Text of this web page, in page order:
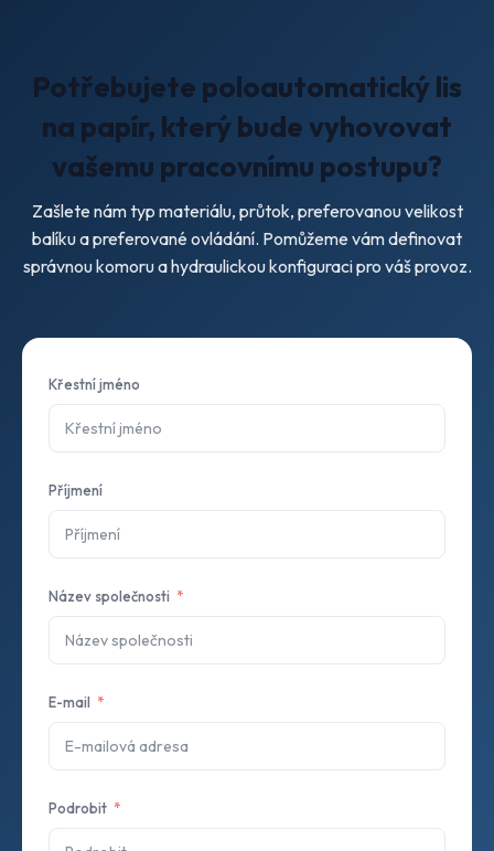
Potřebujete poloautomatický lis
na papír, který bude vyhovovat
vašemu pracovnímu postupu?
Zašlete nám typ materiálu, průtok, preferovanou velikost
balíku a preferované ovládání. Pomůžeme vám definovat
správnou komoru a hydraulickou konfiguraci pro váš provoz.
Křestní jméno
Příjmení
Název společnosti
E-mail
Podrobit